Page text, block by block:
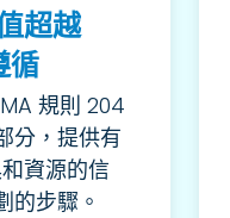
超越
循
規則 204
分，提供有
資源的信
的步驟。